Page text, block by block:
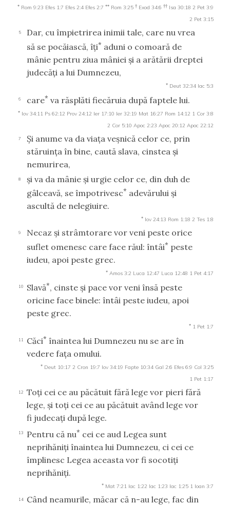
* Rom 9:23 Efes 1:7 Efes 2:4 Efes 2:7 ** Rom 3:25 † Exod 34:6 †† Isa 30:18 2 Pet 3:9
2 Pet 3:15
5
Dar, cu împietrirea inimii tale, care nu vrea
să se pocăiască, îţi* aduni o comoară de
mânie pentru ziua mâniei şi a arătării dreptei
judecăţi a lui Dumnezeu,
* Deut 32:34 Iac 5:3
6 care* va răsplăti fiecăruia după faptele lui.
* Iov 34:11 Ps 62:12 Prov 24:12 Ier 17:10 Ier 32:19 Mat 16:27 Rom 14:12 1 Cor 3:8
2 Cor 5:10 Apoc 2:23 Apoc 20:12 Apoc 22:12
7
Şi anume va da viaţa veşnică celor ce, prin
stăruinţa în bine, caută slava, cinstea şi
nemurirea,
8
şi va da mânie şi urgie celor ce, din duh de
gâlceavă, se împotrivesc* adevărului şi
ascultă de nelegiuire.
* Iov 24:13 Rom 1:18 2 Tes 1:8
9
Necaz şi strâmtorare vor veni peste orice
suflet omenesc care face răul: întâi* peste
iudeu, apoi peste grec.
* Amos 3:2 Luca 12:47 Luca 12:48 1 Pet 4:17
10 Slavă*, cinste şi pace vor veni însă peste
oricine face binele: întâi peste iudeu, apoi
peste grec.
* 1 Pet 1:7
11 Căci* înaintea lui Dumnezeu nu se are în
vedere faţa omului.
* Deut 10:17 2 Cron 19:7 Iov 34:19 Fapte 10:34 Gal 2:6 Efes 6:9 Col 3:25
1 Pet 1:17
12
Toţi cei ce au păcătuit fără lege vor pieri fără
lege, şi toţi cei ce au păcătuit având lege vor
fi judecaţi după lege.
13 Pentru că nu* cei ce aud Legea sunt
neprihăniţi înaintea lui Dumnezeu, ci cei ce
împlinesc Legea aceasta vor fi socotiţi
neprihăniţi.
* Mat 7:21 Iac 1:22 Iac 1:23 Iac 1:25 1 Ioan 3:7
14
Când neamurile, măcar că n-au lege, fac din